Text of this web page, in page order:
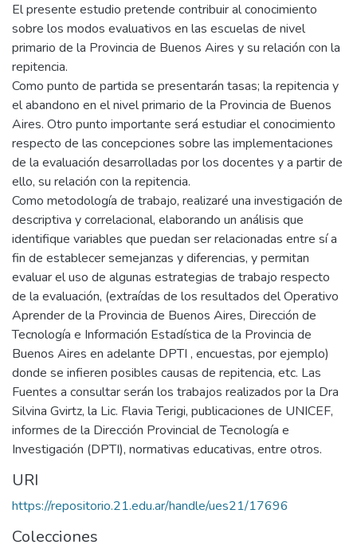
El presente estudio pretende contribuir al conocimiento
sobre los modos evaluativos en las escuelas de nivel
primario de la Provincia de Buenos Aires y su relación con la
repitencia.
Como punto de partida se presentarán tasas; la repitencia y
el abandono en el nivel primario de la Provincia de Buenos
Aires. Otro punto importante será estudiar el conocimiento
respecto de las concepciones sobre las implementaciones
de la evaluación desarrolladas por los docentes y a partir de
ello, su relación con la repitencia.
Como metodología de trabajo, realizaré una investigación de
descriptiva y correlacional, elaborando un análisis que
identifique variables que puedan ser relacionadas entre sí a
fin de establecer semejanzas y diferencias, y permitan
evaluar el uso de algunas estrategias de trabajo respecto
de la evaluación, (extraídas de los resultados del Operativo
Aprender de la Provincia de Buenos Aires, Dirección de
Tecnología e Información Estadística de la Provincia de
Buenos Aires en adelante DPTI , encuestas, por ejemplo)
donde se infieren posibles causas de repitencia, etc. Las
Fuentes a consultar serán los trabajos realizados por la Dra
Silvina Gvirtz, la Lic. Flavia Terigi, publicaciones de UNICEF,
informes de la Dirección Provincial de Tecnología e
Investigación (DPTI), normativas educativas, entre otros.
URI
https://repositorio.21.edu.ar/handle/ues21/17696
Colecciones